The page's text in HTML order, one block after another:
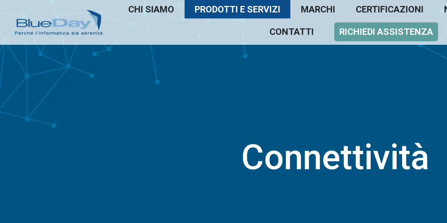
CHI SIAMO PRODOTTI E SERVIZI MARCHI CERTIFICAZIONI
CONTATTI RICHIEDI ASSISTENZA
Connettività